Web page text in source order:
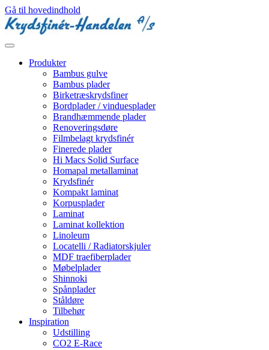
Gå til hovedindhold
Produkter
Bambus gulve
Bambus plader
Birketræskrydsfiner
Bordplader / vinduesplader
Brandhæmmende plader
Renoveringsdøre
Filmbelagt krydsfinér
Finerede plader
Hi Macs Solid Surface
Homapal metallaminat
Krydsfinér
Kompakt laminat
Korpusplader
Laminat
Laminat kollektion
Linoleum
Locatelli / Radiatorskjuler
MDF traefiberplader
Møbelplader
Shinnoki
Spånplader
Ståldøre
Tilbehør
Inspiration
Udstilling
CO2 E-Race